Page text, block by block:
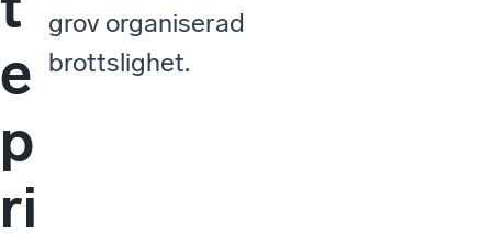
e
p
ri
grov organiserad
brottslighet.